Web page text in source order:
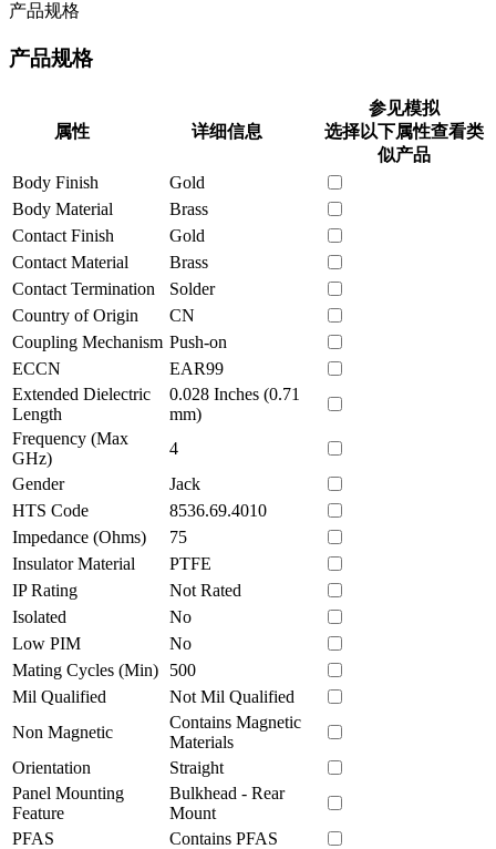
产品规格
产品规格
属性 详细信息
参见模拟
选择以下属性查看类
似产品
Body Finish
Gold
Body Material
Brass
Contact Finish
Gold
Contact Material
Brass
Contact Termination
Solder
Country of Origin
CN
Coupling Mechanism Push-on
ECCN
EAR99
Extended Dielectric
Length
0.028 Inches (0.71
mm)
Frequency (Max
GHz)
4
Gender
Jack
HTS Code
8536.69.4010
Impedance (Ohms)
75
Insulator Material
PTFE
IP Rating
Not Rated
Isolated
No
Low PIM
No
Mating Cycles (Min)
500
Mil Qualified
Not Mil Qualified
Non Magnetic
Contains Magnetic
Materials
Orientation
Straight
Panel Mounting
Feature
Bulkhead - Rear
Mount
PFAS
Contains PFAS